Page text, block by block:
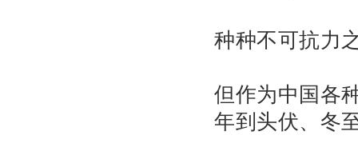
种种不可抗力
但作为中国各
年到头伏、冬